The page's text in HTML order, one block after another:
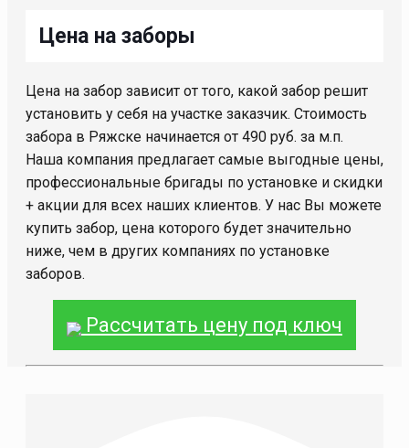
Цена на заборы
Цена на забор зависит от того, какой забор решит
установить у себя на участке заказчик. Стоимость
забора в Ряжске начинается от 490 руб. за м.п.
Наша компания предлагает самые выгодные цены,
профессиональные бригады по установке и скидки
+ акции для всех наших клиентов. У нас Вы можете
купить забор, цена которого будет значительно
ниже, чем в других компаниях по установке
заборов.
Рассчитать цену под ключ